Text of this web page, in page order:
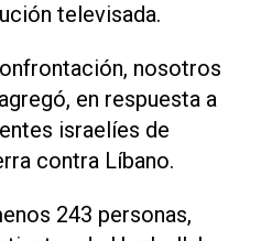
televisada.
nosotros
en respuesta a
israelíes de
contra Líbano.
243 personas,